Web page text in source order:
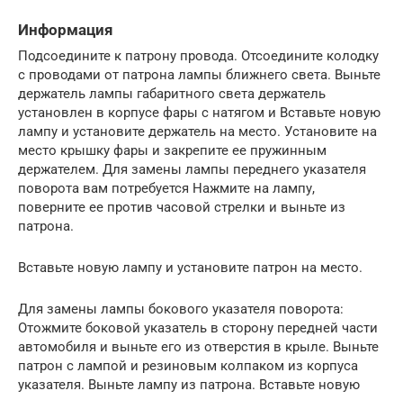
Информация
Подсоедините к патрону провода. Отсоедините колодку
с проводами от патрона лампы ближнего света. Выньте
держатель лампы габаритного света держатель
установлен в корпусе фары с натягом и Вставьте новую
лампу и установите держатель на место. Установите на
место крышку фары и закрепите ее пружинным
держателем. Для замены лампы переднего указателя
поворота вам потребуется Нажмите на лампу,
поверните ее против часовой стрелки и выньте из
патрона.
Вставьте новую лампу и установите патрон на место.
Для замены лампы бокового указателя поворота:
Отожмите боковой указатель в сторону передней части
автомобиля и выньте его из отверстия в крыле. Выньте
патрон с лампой и резиновым колпаком из корпуса
указателя. Выньте лампу из патрона. Вставьте новую